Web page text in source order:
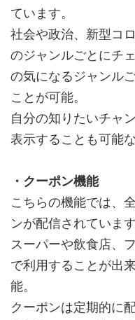
ています。
社会や政治、新型コ
のジャンルごとにチ
の気になるジャンル
ことが可能。
自分の知りたいチャ
表示することも可能
・クーポン機能
こちらの機能では、
ンが配信されています
スーパーや飲食店、
で利用することが出
能。
クーポンは定期的に